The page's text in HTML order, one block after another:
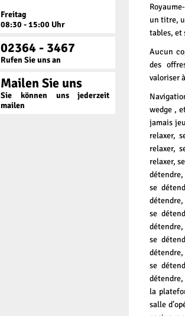
un titre,
tables, et
Aucun
des
valoriser
wedge ,
jamais
relaxer,
relaxer,
relaxer,
détendre,
se
détendre,
se
détendre,
se
détendre,
se
détendre,
la
salle
Freitag
08:30 - 15:00 Uhr
02364 - 3467
Rufen Sie uns an
Mailen Sie uns
Sie können uns jederzeit
mailen